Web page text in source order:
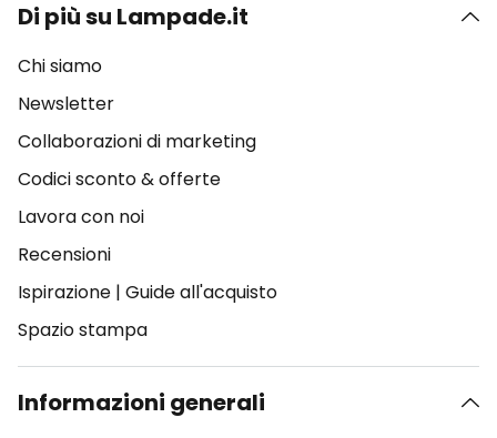
Di più su Lampade.it
Chi siamo
Newsletter
Collaborazioni di marketing
Codici sconto & offerte
Lavora con noi
Recensioni
Ispirazione | Guide all'acquisto
Spazio stampa
Informazioni generali